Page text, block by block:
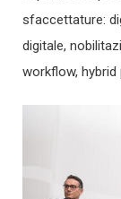
sfaccettature:
digitale,
workflow, hybrid